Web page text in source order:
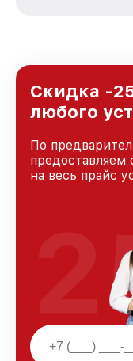
и лояльности
Скидка -
любого
По
предоставляем
на весь прайс